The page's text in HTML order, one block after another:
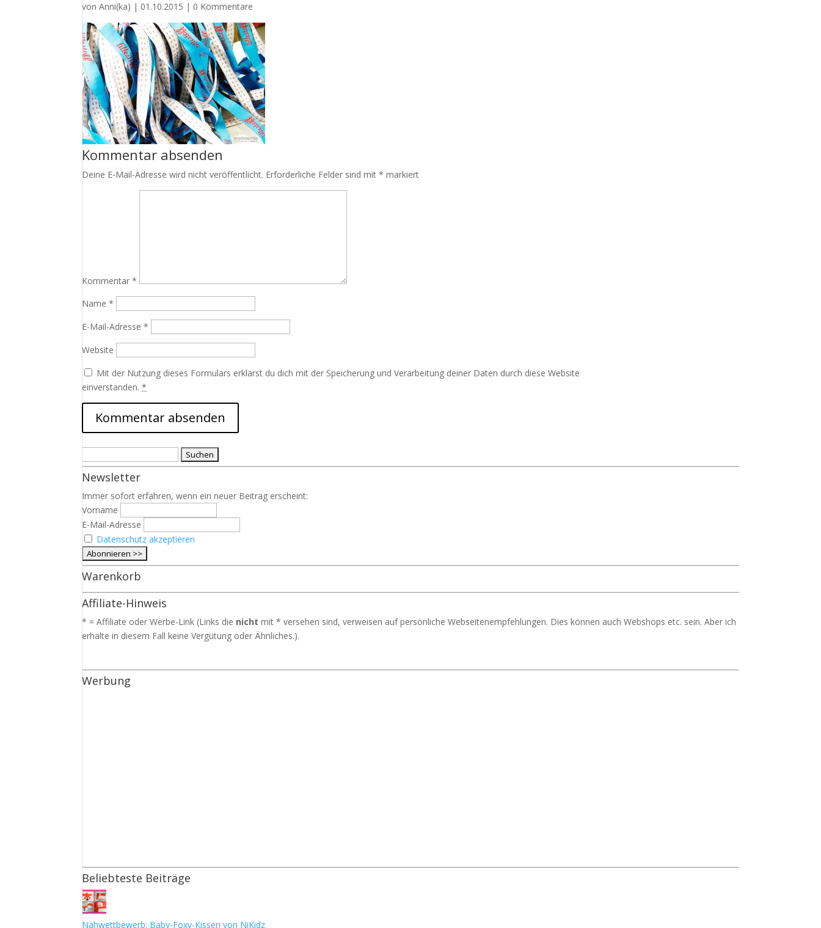
vonAnni(ka) | 01.10.2015 | 0 Kommentare
Kommentar absenden
Deine E-Mail-Adresse wird nicht veröffentlicht. Erforderliche Felder sind mit* markiert
Kommentar*
Name*
E-Mail-Adresse*
Website
Mit der Nutzung dieses Formulars erklärst du dich mit der Speicherung und Verarbeitung deiner Daten durch diese Website
einverstanden.*
nach:
Newsletter
Immer sofort erfahren, wenn ein neuer Beitrag erscheint:
Vorname
E-Mail-Adresse
Datenschutz akzeptieren
Warenkorb
Affiliate-Hinweis
* = Affiliate oder Werbe-Link (Links die nichtmit * versehen sind, verweisen auf persönliche Webseitenempfehlungen. Dies können auch Webshops etc. sein. Aber ich
erhalte in diesem Fall keine Vergütung oder Ähnliches.).
Werbung
Beliebteste Beiträge
Nähwettbewerb: Baby-Foxy-Kissen von NiKidz